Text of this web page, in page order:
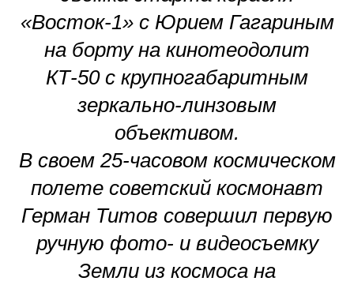
«Восток-1» с Юрием Гагариным
на борту на кинотеодолит
КТ-50 с крупногабаритным
зеркально-линзовым
объективом.
В своем 25-часовом космическом
полете советский космонавт
Герман Титов совершил первую
ручную фото- и видеосъемку
Земли из космоса на